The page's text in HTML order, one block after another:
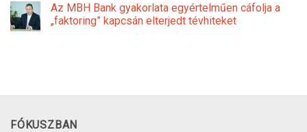
Az MBH Bank gyakorlata egyértelműen cáfolja a
„faktoring” kapcsán elterjedt tévhiteket
FÓKUSZBAN